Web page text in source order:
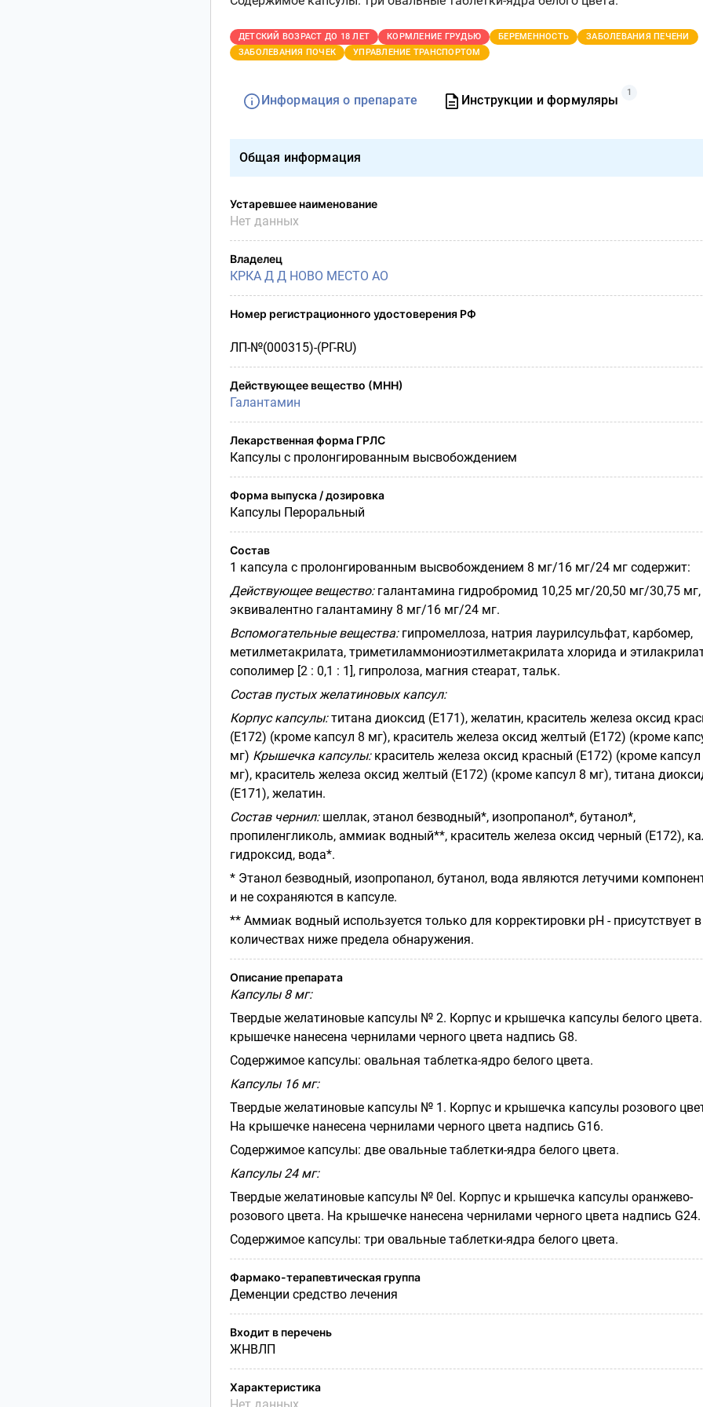
ДЕТСКИЙ ВОЗРАСТ ДО 18 ЛЕТ КОРМЛЕНИЕ ГРУДЬЮ БЕРЕМЕННОСТЬ
ЗАБОЛЕВАНИЯ ПЕЧЕНИ
ЗАБОЛЕВАНИЯ ПОЧЕК
УПРАВЛЕНИЕ ТРАНСПОРТОМ
Информация о препарате Инструкции и формуляры
1
Общая информация
Устаревшее наименование
Нет данных
Владелец
КРКА Д Д НОВО МЕСТО АО
Номер регистрационного удостоверения РФ
ЛП-№(000315)-(РГ-RU)
Действующее вещество (МНН)
Галантамин
Лекарственная форма ГРЛС
Капсулы с пролонгированным высвобождением
Форма выпуска / дозировка
Капсулы Пероральный
Состав
1 капсула с пролонгированным высвобождением 8 мг/16 мг/24 мг содержит:
Действующее вещество:галантамина гидробромид 10,25 мг/20,50 мг/30,75 мг,
эквивалентно галантамину 8 мг/16 мг/24 мг.
Вспомогательные вещества:гипромеллоза, натрия лаурилсульфат, карбомер,
метилметакрилата, триметиламмониоэтилметакрилата хлорида и
сополимер [2 : 0,1 : 1], гипролоза, магния стеарат, тальк.
Состав пустых желатиновых капсул:
Корпус капсулы:титана диоксид (Е171), желатин, краситель железа оксид
(Е172) (кроме капсул 8 мг), краситель железа оксид желтый (Е172) (кроме
мг) Крышечка капсулы:краситель железа оксид красный (Е172) (кроме капсул
мг), краситель железа оксид желтый (Е172) (кроме капсул 8 мг), титана
(Е171), желатин.
Состав чернил:шеллак, этанол безводный*, изопропанол*, бутанол*,
пропиленгликоль, аммиак водный**, краситель железа оксид черный (Е172),
гидроксид, вода*.
* Этанол безводный, изопропанол, бутанол, вода являются летучими
и не сохраняются в капсуле.
** Аммиак водный используется только для корректировки pH - присутствует в
количествах ниже предела обнаружения.
Описание препарата
Капсулы 8 мг:
Твердые желатиновые капсулы № 2. Корпус и крышечка капсулы белого
крышечке нанесена чернилами черного цвета надпись G8.
Содержимое капсулы: овальная таблетка-ядро белого цвета.
Капсулы 16 мг:
Твердые желатиновые капсулы № 1. Корпус и крышечка капсулы розового
На крышечке нанесена чернилами черного цвета надпись G16.
Содержимое капсулы: две овальные таблетки-ядра белого цвета.
Капсулы 24 мг:
Твердые желатиновые капсулы № 0el. Корпус и крышечка капсулы оранжево-
розового цвета. На крышечке нанесена чернилами черного цвета надпись G24.
Содержимое капсулы: три овальные таблетки-ядра белого цвета.
Фармако-терапевтическая группа
Деменции средство лечения
Входит в перечень
ЖНВЛП
Характеристика